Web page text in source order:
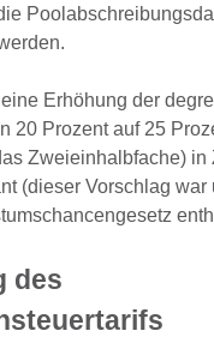
Erhöhung der
20 Prozent auf 25
Zweieinhalbfache) in
(dieser Vorschlag war
des